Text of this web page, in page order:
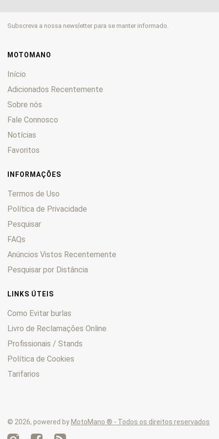
River 0
SST 0
Supercity
SX 0
SXT
T 0
Trial
V-Raptor
WMX 0
XTRA-Raptor
Subscreva a nossa newsletter para se manter informado.
MOTOMANO
Início
Adicionados Recentemente
Sobre nós
Fale Connosco
Notícias
Favoritos
INFORMAÇÕES
Termos de Uso
Política de Privacidade
Pesquisar
FAQs
Anúncios Vistos Recentemente
Pesquisar por Distância
LINKS ÚTEIS
Como Evitar burlas
Livro de Reclamações Online
Profissionais / Stands
Política de Cookies
Tarifarios
© 2026, powered by MotoMano ® - Todos os direitos reservados